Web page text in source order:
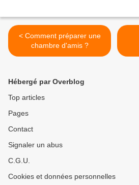
< Comment préparer une
chambre d'amis ?
Hébergé par Overblog
Top articles
Pages
Contact
Signaler un abus
C.G.U.
Cookies et données personnelles